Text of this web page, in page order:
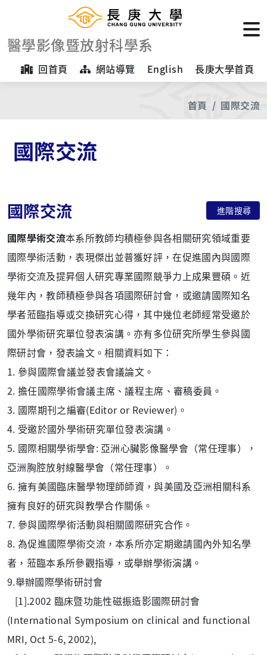
醫學影像暨放射科學系
回首頁 網站導覽 English 長庚大學首頁
首頁 國際交流
國際交流
國際交流 進階搜尋
國際學術交流本系所教師均積極參與各相關研究領域重要
國際學術活動，表現傑出並普獲好評，在促進國內與國際
學術交流及提昇個人研究專業國際競爭力上成果豐碩。近
幾年內，教師積極參與各項國際研討會，或邀請國際知名
學者蒞臨指導或交換研究心得，其中幾位老師經常受邀於
國外學術研究單位發表演講。亦有多位研究所學生參與國
際研討會，發表論文。相關資料如下：
1. 參與國際會議並發表會議論文。
2. 擔任國際學術會議主席、議程主席、審稿委員。
3. 國際期刊之編審(Editor or Reviewer)。
4. 受邀於國外學術研究單位發表演講。
5. 國際相關學術學會: 亞洲心臟影像醫學會（常任理事），
亞洲胸腔放射線醫學會（常任理事）
。
6. 擁有美國臨床醫學物理師師資，與美國及亞洲相關科系
擁有良好的研究與教學合作關係。
7. 參與國際學術活動與相關國際研究合作 。
8. 為促進國際學術交流，本系所亦定期邀請國內外知名學
者，蒞臨本系所參觀指導，或舉辦學術演講。
9.舉辦國際學術研討會
[1].2002 臨床暨功能性磁振造影國際研討會
(International Symposium on clinical and functional
MRI, Oct 5-6, 2002),